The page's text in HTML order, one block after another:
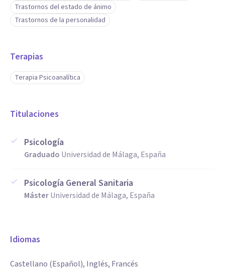
Trastornos del estado de ánimo
Trastornos de la personalidad
Terapias
Terapia Psicoanalítica
Titulaciones
Psicología
Graduado Universidad de Málaga, España
Psicología General Sanitaria
MásterUniversidad de Málaga, España
Idiomas
Castellano (Español), Inglés, Francés